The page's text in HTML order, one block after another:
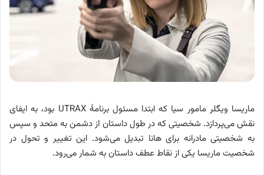
ماریسا ویگلر مامور سیا که ابتدا مسئول برنامهٔ UTRAX بود، به ایفای
نقش می‌پردازد. شخصیتی که در طول داستان از دشمن به متحد و سپس
به شخصیتی مادرانه برای هانا تبدیل می‌شود. این تغییر و تحول در
شخصیت ماریسا یکی از نقاط عطف داستان به شمار می‌رود.